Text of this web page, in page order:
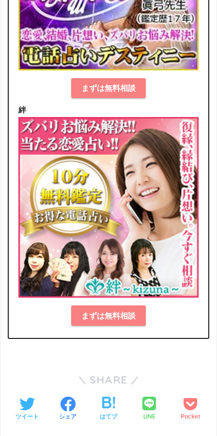
まずは無料相談
絆
まずは無料相談
SHARE
ツイート シェア はてブ LINE Pocket